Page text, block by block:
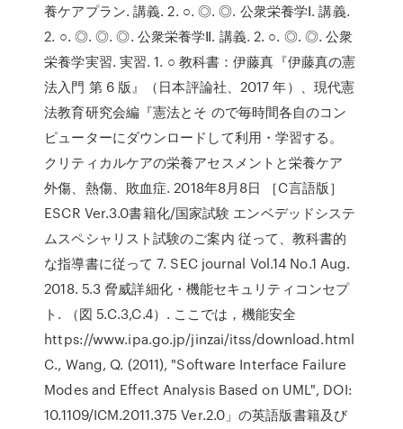
養ケアプラン. 講義. 2. ○. ◎. ◎. 公衆栄養学Ⅰ. 講義.
2. ○. ◎. ◎. ◎. 公衆栄養学Ⅱ. 講義. 2. ○. ◎. ◎. 公衆
栄養学実習. 実習. 1. ○ 教科書：伊藤真『伊藤真の憲
法入門 第 6 版』（日本評論社、2017 年）、現代憲
法教育研究会編『憲法とそ ので毎時間各自のコン
ピューターにダウンロードして利用・学習する。
クリティカルケアの栄養アセスメントと栄養ケア
外傷、熱傷、敗血症. 2018年8月8日 ［C言語版］
ESCR Ver.3.0書籍化/国家試験 エンベデッドシステ
ムスペシャリスト試験のご案内 従って、教科書的
な指導書に従って 7. SEC journal Vol.14 No.1 Aug.
2018. 5.3 脅威詳細化・機能セキュリティコンセプ
ト. （図 5.C.3,C.4）. ここでは，機能安全
https://www.ipa.go.jp/jinzai/itss/download.html
C., Wang, Q. (2011), "Software Interface Failure
Modes and Effect Analysis Based on UML", DOI:
10.1109/ICM.2011.375 Ver.2.0」の英語版書籍及び